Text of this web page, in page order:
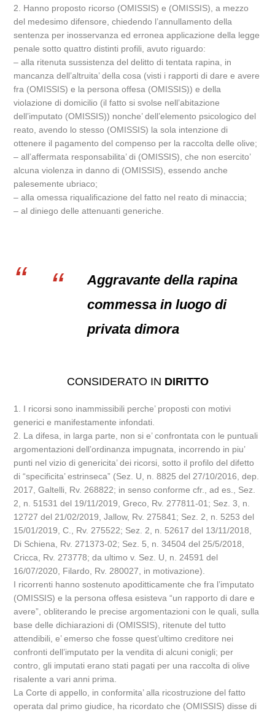
2. Hanno proposto ricorso (OMISSIS) e (OMISSIS), a mezzo
del medesimo difensore, chiedendo l’annullamento della
sentenza per inosservanza ed erronea applicazione della legge
penale sotto quattro distinti profili, avuto riguardo:
– alla ritenuta sussistenza del delitto di tentata rapina, in
mancanza dell’altruita’ della cosa (visti i rapporti di dare e avere
fra (OMISSIS) e la persona offesa (OMISSIS)) e della
violazione di domicilio (il fatto si svolse nell’abitazione
dell’imputato (OMISSIS)) nonche’ dell’elemento psicologico del
reato, avendo lo stesso (OMISSIS) la sola intenzione di
ottenere il pagamento del compenso per la raccolta delle olive;
– all’affermata responsabilita’ di (OMISSIS), che non esercito’
alcuna violenza in danno di (OMISSIS), essendo anche
palesemente ubriaco;
– alla omessa riqualificazione del fatto nel reato di minaccia;
– al diniego delle attenuanti generiche.
Aggravante della rapina
commessa in luogo di
privata dimora
CONSIDERATO IN DIRITTO
1. I ricorsi sono inammissibili perche’ proposti con motivi
generici e manifestamente infondati.
2. La difesa, in larga parte, non si e’ confrontata con le puntuali
argomentazioni dell’ordinanza impugnata, incorrendo in piu’
punti nel vizio di genericita’ dei ricorsi, sotto il profilo del difetto
di “specificita’ estrinseca” (Sez. U, n. 8825 del 27/10/2016, dep.
2017, Galtelli, Rv. 268822; in senso conforme cfr., ad es., Sez.
2, n. 51531 del 19/11/2019, Greco, Rv. 277811-01; Sez. 3, n.
12727 del 21/02/2019, Jallow, Rv. 275841; Sez. 2, n. 5253 del
15/01/2019, C., Rv. 275522; Sez. 2, n. 52617 del 13/11/2018,
Di Schiena, Rv. 271373-02; Sez. 5, n. 34504 del 25/5/2018,
Cricca, Rv. 273778; da ultimo v. Sez. U, n. 24591 del
16/07/2020, Filardo, Rv. 280027, in motivazione).
I ricorrenti hanno sostenuto apoditticamente che fra l’imputato
(OMISSIS) e la persona offesa esisteva “un rapporto di dare e
avere”, obliterando le precise argomentazioni con le quali, sulla
base delle dichiarazioni di (OMISSIS), ritenute del tutto
attendibili, e’ emerso che fosse quest’ultimo creditore nei
confronti dell’imputato per la vendita di alcuni conigli; per
contro, gli imputati erano stati pagati per una raccolta di olive
risalente a vari anni prima.
La Corte di appello, in conformita’ alla ricostruzione del fatto
operata dal primo giudice, ha ricordato che (OMISSIS) disse di